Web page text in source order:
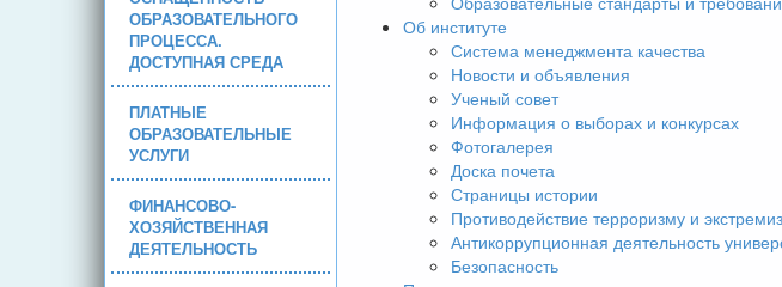
ОБРАЗОВАТЕЛЬНОГО
ПРОЦЕССА.
ДОСТУПНАЯ СРЕДА
ПЛАТНЫЕ
ОБРАЗОВАТЕЛЬНЫЕ
УСЛУГИ
ФИНАНСОВО-
ХОЗЯЙСТВЕННАЯ
ДЕЯТЕЛЬНОСТЬ
Об институте
Система менеджмента качества
Новости и объявления
Ученый совет
Информация о выборах и конкурсах
Фотогалерея
Доска почета
Страницы истории
Противодействие терроризму и
Антикоррупционная деятельность
Безопасность